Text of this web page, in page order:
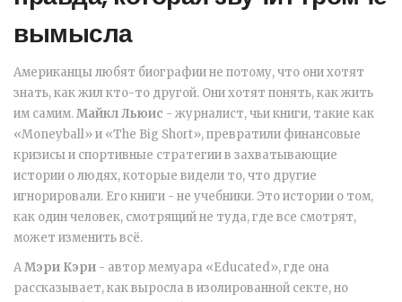
вымысла
Американцы любят биографии не потому, что они хотят
знать, как жил кто-то другой. Они хотят понять, как жить
им самим.Майкл Льюис - журналист, чьи книги, такие как
«Moneyball» и «The Big Short», превратили финансовые
кризисы и спортивные стратегии в захватывающие
истории о людях, которые видели то, что другие
игнорировали. Его книги - не учебники. Это истории о том,
как один человек, смотрящий не туда, где все смотрят,
может изменить всё.
АМэри Кэри - автор мемуара «Educated», где она
рассказывает, как выросла в изолированной секте, но